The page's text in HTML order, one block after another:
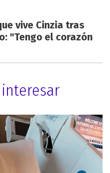
vive Cinzia tras
"Tengo el corazón